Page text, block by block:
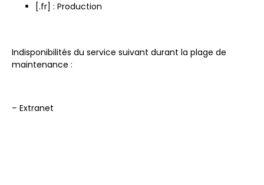
[.fr] : Production
Indisponibilités du service suivant durant la plage de
maintenance :
– Extranet